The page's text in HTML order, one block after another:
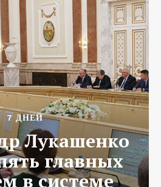
7 ДНЕЙ
Лукашенко
главных
в системе